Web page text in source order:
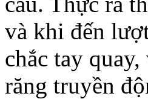
và khi đến
chắc tay
răng truyền